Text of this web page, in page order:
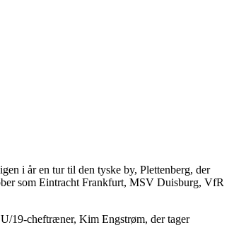
i år en tur til den tyske by, Plettenberg, der
som Eintracht Frankfurt, MSV Duisburg, VfR
19-cheftræner, Kim Engstrøm, der tager